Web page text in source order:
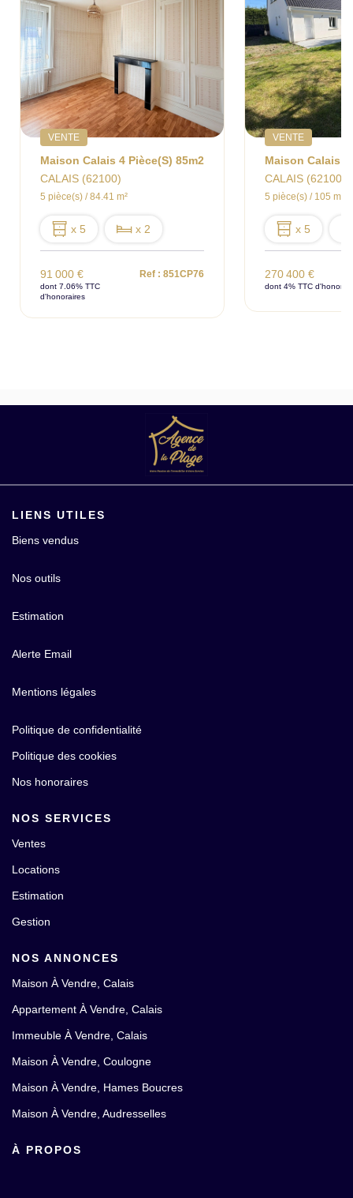
VENTE
Maison Calais 4 Pièce(s) 85m2
CALAIS (62100)
5 pièce(s) / 84.41 m²
x 5 x 2
91 000 €
dont 7.06% TTC
d'honoraires
Ref : 851CP76
VENTE
CALAIS (62100)
5 pièce(s) / 105 m²
x 5
270 400 €
dont 4% TTC
LIENS UTILES
Biens vendus
Nos outils
Estimation
Alerte Email
Mentions légales
Politique de confidentialité
Politique des cookies
Nos honoraires
NOS SERVICES
Ventes
Locations
Estimation
Gestion
NOS ANNONCES
Maison À Vendre, Calais
Appartement À Vendre, Calais
Immeuble À Vendre, Calais
Maison À Vendre, Coulogne
Maison À Vendre, Hames Boucres
Maison À Vendre, Audresselles
À PROPOS